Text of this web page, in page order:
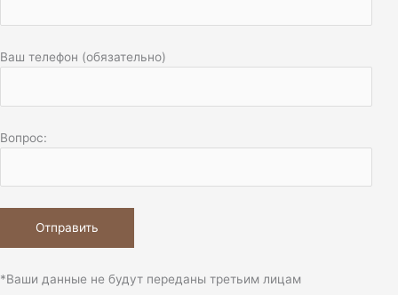
Ваш телефон (обязательно)
Вопрос:
*Ваши данные не будут переданы третьим лицам